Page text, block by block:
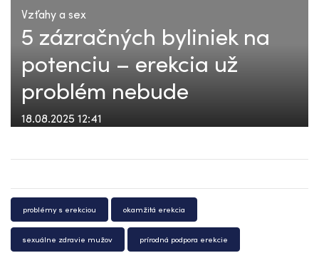
Vzťahy a sex
5 zázračných byliniek na
potenciu – erekcia už
problém nebude
18.08.2025 12:41
problémy s erekciou okamžitá erekcia
sexuálne zdravie mužov prírodná podpora erekcie